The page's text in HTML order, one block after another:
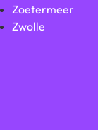
Zoetermeer
Zwolle